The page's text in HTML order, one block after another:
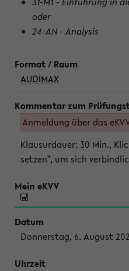
oder
24-AN - Analysis
AUDIMAX
Anmeldung über das
Klausurdauer: 30 Min.,
setzen", um sich
Donnerstag, 6. August